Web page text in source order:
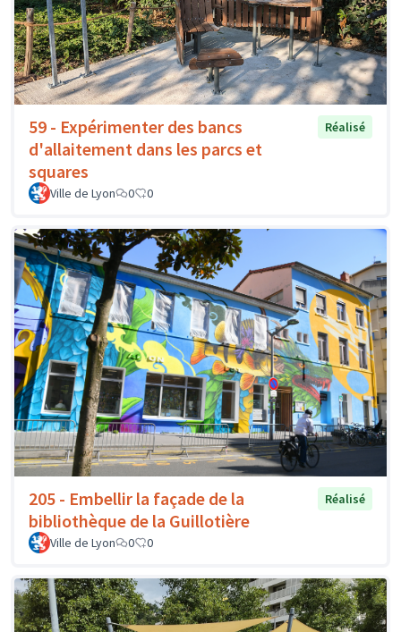
59 - Expérimenter des bancs
d'allaitement dans les parcs et
squares
Réalisé
Ville de Lyon 0 0
205 - Embellir la façade de la
bibliothèque de la Guillotière
Réalisé
Ville de Lyon 0 0